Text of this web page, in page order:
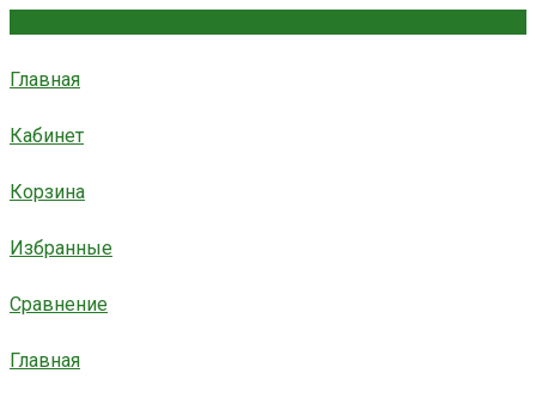
Главная
Кабинет
Корзина
Избранные
Сравнение
Главная